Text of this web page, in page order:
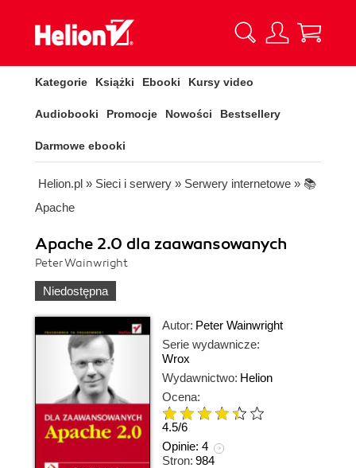
Kategorie Książki Ebooki Kursy video
Audiobooki Promocje Nowości Bestsellery
Darmowe ebooki
Helion.pl » Sieci i serwery » Serwery internetowe » 📚
Apache
Apache 2.0 dla zaawansowanych
Peter Wainwright
Niedostępna
Autor: Peter Wainwright
Serie wydawnicze:
Wrox
Wydawnictwo: Helion
Ocena:
4.5/6
Opinie: 4
Stron: 984